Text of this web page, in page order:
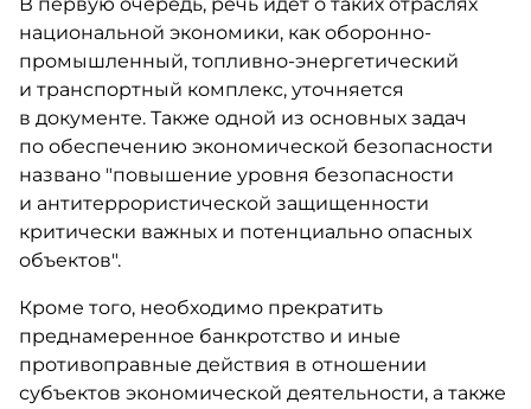
национальной экономики, как оборонно-
промышленный, топливно-энергетический
и транспортный комплекс, уточняется
в документе. Также одной из основных задач
по обеспечению экономической безопасности
названо "повышение уровня безопасности
и антитеррористической защищенности
критически важных и потенциально опасных
объектов".
Кроме того, необходимо прекратить
преднамеренное банкротство и иные
противоправные действия в отношении
субъектов экономической деятельности, а также